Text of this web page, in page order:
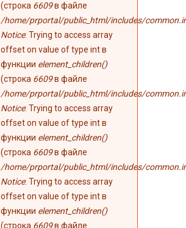
(строка 6609в файле
/home/prportal/public_html/includes/
Notice: Trying to access array
offset on value of type int в
функции element_children()
(строка 6609в файле
/home/prportal/public_html/includes/
Notice: Trying to access array
offset on value of type int в
функции element_children()
(строка 6609в файле
/home/prportal/public_html/includes/
Notice: Trying to access array
offset on value of type int в
функции element_children()
(строка 6609в файле